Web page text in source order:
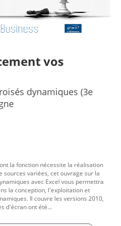
vos
dynamiques (3e
la fonction nécessite la réalisation
sources variées, cet ouvrage sur la
avec Excel vous permettra
la conception, l'exploitation et
Il couvre les versions 2010,
d'écran ont été...